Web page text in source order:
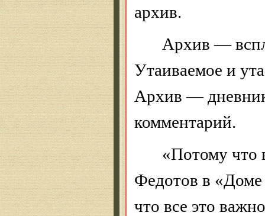
архив.
Архив —
Утаиваемое и
Архив —
комментарий.
«Потому что
Федотов в «Доме
что все это